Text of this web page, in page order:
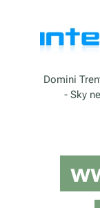
Domini
- Sky